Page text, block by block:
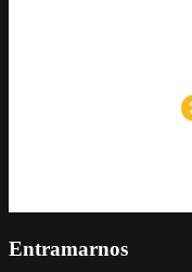
Entramarnos